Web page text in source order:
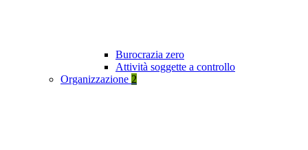
Burocrazia zero
Attività soggette a controllo
Organizzazione 2